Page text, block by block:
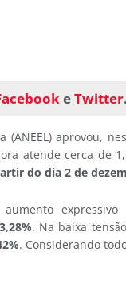
eTwitter.
(ANEEL) aprovou,
atende cerca de
do dia 2 de
. Na baixa
. Considerando